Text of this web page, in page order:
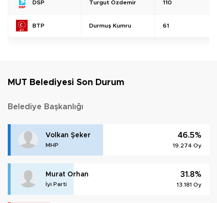
DSP Turgut Özdemir 110
BTP Durmuş Kumru 61
MUT Belediyesi Son Durum
Belediye Başkanlığı
Volkan Şeker
MHP
46.5%
19.274 Oy
Murat Orhan
İyi Parti
31.8%
13.181 Oy